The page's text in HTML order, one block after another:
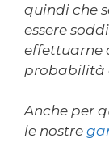
quindi che
essere
effettuarne
probabilità
Anche per
le nostre